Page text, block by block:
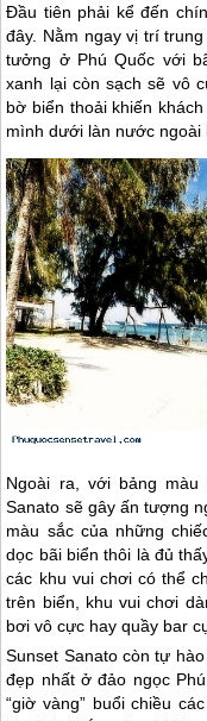
Đầu tiên phải kể đến
đây. Nằm ngay vị trí
tưởng ở Phú Quốc với
xanh lại còn sạch sẽ vô
bờ biển thoải khiến
mình dưới làn nước ngoài
Ngoài ra, với bảng
Sanato sẽ gây ấn tượng
màu sắc của những
dọc bãi biển thôi là đủ
các khu vui chơi có thể
trên biển, khu vui chơi
bơi vô cực hay quầy bar
Sunset Sanato còn tự
đẹp nhất ở đảo ngọc
“giờ vàng” buổi chiều